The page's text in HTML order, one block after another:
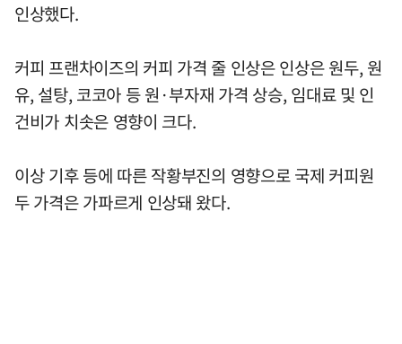
인상했다.
커피 프랜차이즈의 커피 가격 줄 인상은 인상은 원두, 원
유, 설탕, 코코아 등 원·부자재 가격 상승, 임대료 및 인
건비가 치솟은 영향이 크다.
이상 기후 등에 따른 작황부진의 영향으로 국제 커피원
두 가격은 가파르게 인상돼 왔다.